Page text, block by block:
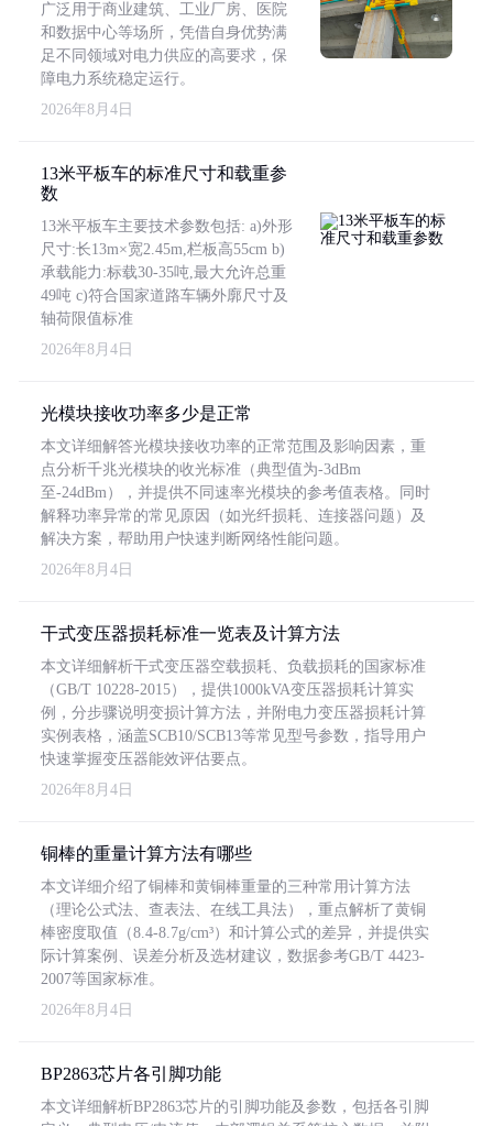
广泛用于商业建筑、工业厂房、医院
和数据中心等场所，凭借自身优势满
足不同领域对电力供应的高要求，保
障电力系统稳定运行。
2026年8月4日
13米平板车的标准尺寸和载重参
数
13米平板车主要技术参数包括: a)外形
尺寸:长13m×宽2.45m,栏板高55cm b)
承载能力:标载30-35吨,最大允许总重
49吨 c)符合国家道路车辆外廓尺寸及
轴荷限值标准
2026年8月4日
光模块接收功率多少是正常
本文详细解答光模块接收功率的正常范围及影响因素，重
点分析千兆光模块的收光标准（典型值为-3dBm
至-24dBm），并提供不同速率光模块的参考值表格。同时
解释功率异常的常见原因（如光纤损耗、连接器问题）及
解决方案，帮助用户快速判断网络性能问题。
2026年8月4日
干式变压器损耗标准一览表及计算方法
本文详细解析干式变压器空载损耗、负载损耗的国家标准
（GB/T 10228-2015），提供1000kVA变压器损耗计算实
例，分步骤说明变损计算方法，并附电力变压器损耗计算
实例表格，涵盖SCB10/SCB13等常见型号参数，指导用户
快速掌握变压器能效评估要点。
2026年8月4日
铜棒的重量计算方法有哪些
本文详细介绍了铜棒和黄铜棒重量的三种常用计算方法
（理论公式法、查表法、在线工具法），重点解析了黄铜
棒密度取值（8.4-8.7g/cm³）和计算公式的差异，并提供实
际计算案例、误差分析及选材建议，数据参考GB/T 4423-
2007等国家标准。
2026年8月4日
BP2863芯片各引脚功能
本文详细解析BP2863芯片的引脚功能及参数，包括各引脚